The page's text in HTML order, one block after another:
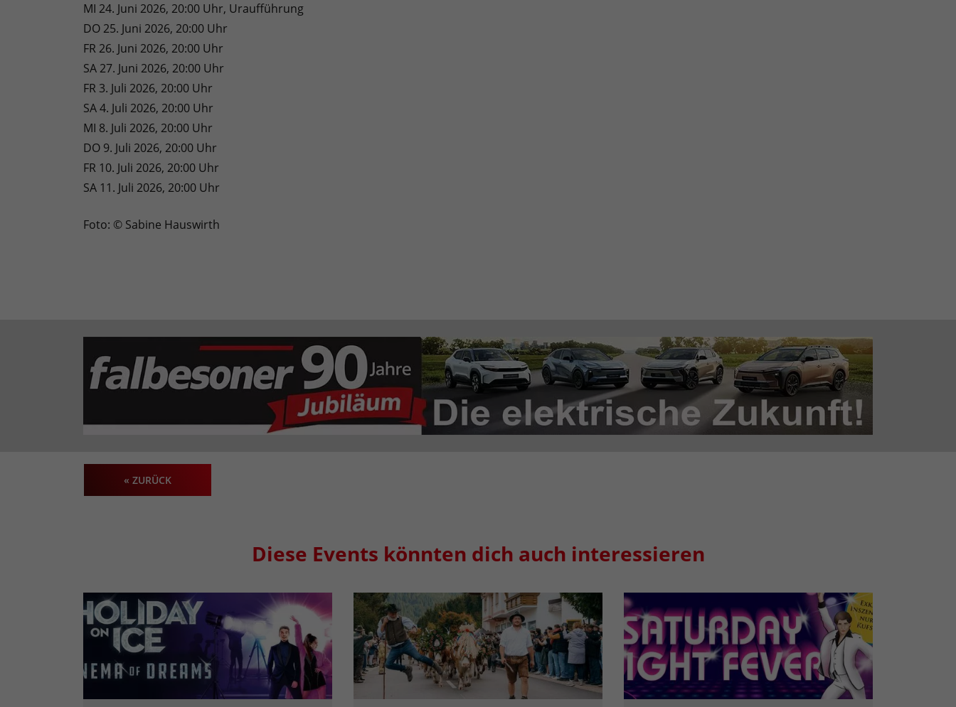
MI 24. Juni 2026, 20:00 Uhr, Uraufführung
DO 25. Juni 2026, 20:00 Uhr
FR 26. Juni 2026, 20:00 Uhr
SA 27. Juni 2026, 20:00 Uhr
FR 3. Juli 2026, 20:00 Uhr
SA 4. Juli 2026, 20:00 Uhr
MI 8. Juli 2026, 20:00 Uhr
DO 9. Juli 2026, 20:00 Uhr
FR 10. Juli 2026, 20:00 Uhr
SA 11. Juli 2026, 20:00 Uhr
Foto: © Sabine Hauswirth
« ZURÜCK
Diese Events könnten dich auch interessieren